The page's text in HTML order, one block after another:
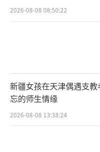
2026-08-08 08:50:22
新疆女孩在天津偶遇支
忘的师生情缘
2026-08-08 13:38:24